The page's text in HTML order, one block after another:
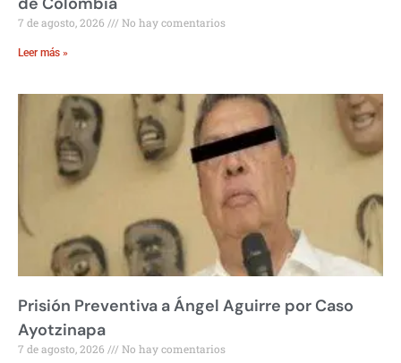
7 de agosto, 2026 No hay comentarios
Leer más »
Prisión Preventiva a Ángel Aguirre por Caso
Ayotzinapa
7 de agosto, 2026 No hay comentarios